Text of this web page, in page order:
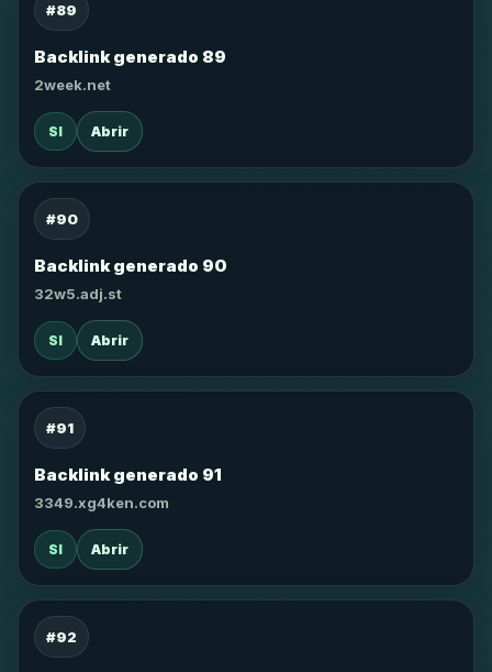
#89
Backlink generado 89
2week.net
SI Abrir
#90
Backlink generado 90
32w5.adj.st
SI Abrir
#91
Backlink generado 91
3349.xg4ken.com
SI Abrir
#92